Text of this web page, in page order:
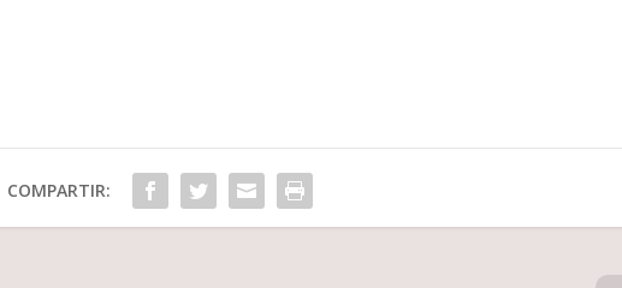
COMPARTIR: